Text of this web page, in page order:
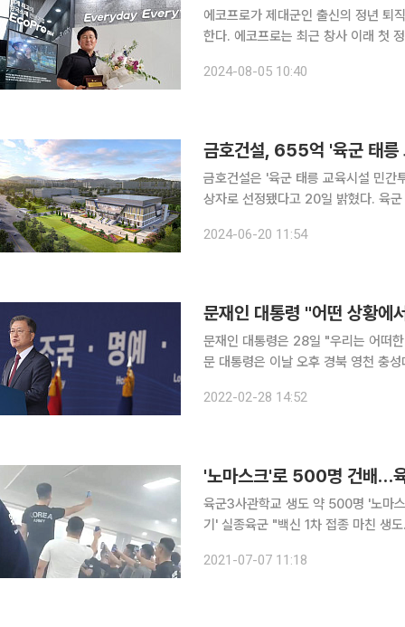
에코프로가 제대군인 출신의 정년 퇴
한다. 에코프로는 최근 창사 이래 첫 정년퇴직한 박종광 에코프로비엠 포항설비 수석을 촉탁 계약직
2024-08-05 10:40
금호건설, 655억 '육군 태릉
금호건설은 '육군 태릉 교육시설 민
상자로 선정됐다고 20일 밝혔다. 육군 태릉 교육시설 민간투자시설은 문화예술관, 다목적체육관,
원으로 금호건설 컨소시엄(금호건설
2024-06-20 11:54
문재인 대통령 "어떤 상황에
문재인 대통령은 28일 "우리는 어떠
문 대통령은 이날 오후 경북 영천 충
2022-02-28 14:52
'노마스크'로 500명 건배…
육군3사관학교 생도 약 500명 '노마
기' 실종육군 "백신 1차 접종 마친 생도…방역 지침 위반 아
이 일고 있다. 6일 페이스북 페이
2021-07-07 11:18